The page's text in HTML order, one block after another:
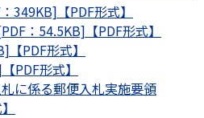
349KB]
：54.5KB]
に係る郵便入札実施要領